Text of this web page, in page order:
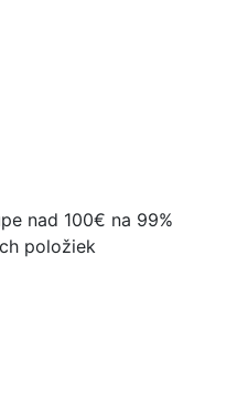
nad 100€ na 99%
položiek